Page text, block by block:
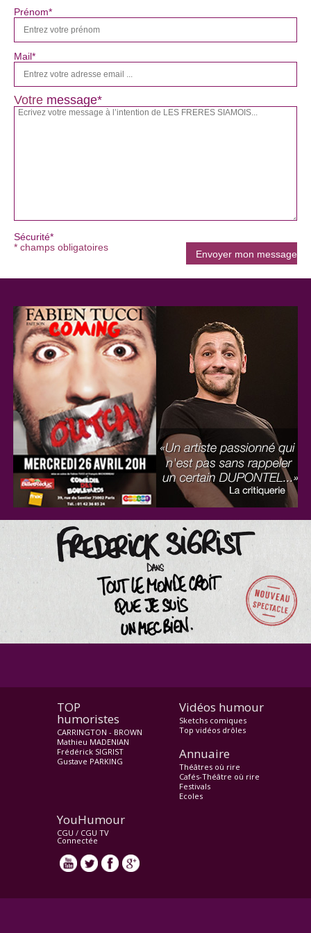
Prénom*
Mail*
Votre message*
Sécurité*
* champs obligatoires
TOP
humoristes
CARRINGTON - BROWN
Mathieu MADENIAN
Frédérick SIGRIST
Gustave PARKING
Vidéos humour
Sketchs comiques
Top vidéos drôles
Annuaire
Théâtres où rire
Cafés-Théâtre où rire
Festivals
Ecoles
YouHumour
CGU / CGU TV
Connectée